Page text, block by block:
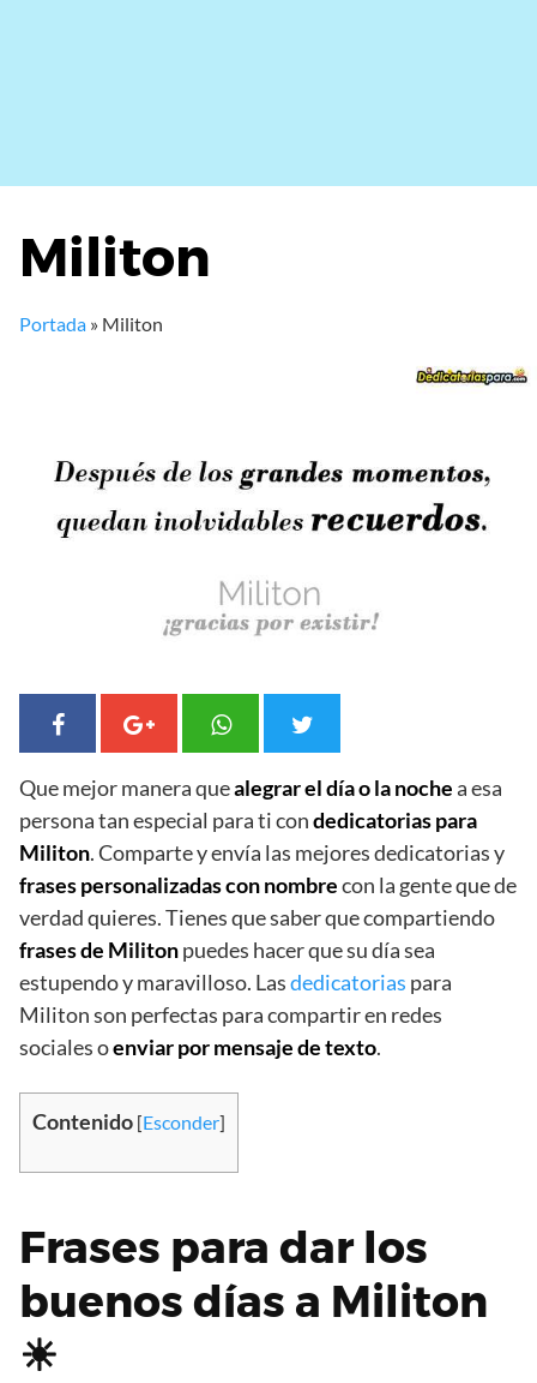
Militon
Portada » Militon
Que mejor manera quealegrar el día o la nochea esa
persona tan especial para ti condedicatorias para
Militon. Comparte y envía las mejores dedicatorias y
frases personalizadas con nombrecon la gente que de
verdad quieres. Tienes que saber que compartiendo
frases de Militonpuedes hacer que su día sea
estupendo y maravilloso. Lasdedicatorias para
Militon son perfectas para compartir en redes
sociales oenviar por mensaje de texto.
Contenido [Esconder]
Frases para dar los
buenos días a Militon
☀